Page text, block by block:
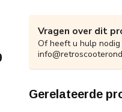
Vragen over dit
Of heeft u hulp
Gerelateerde